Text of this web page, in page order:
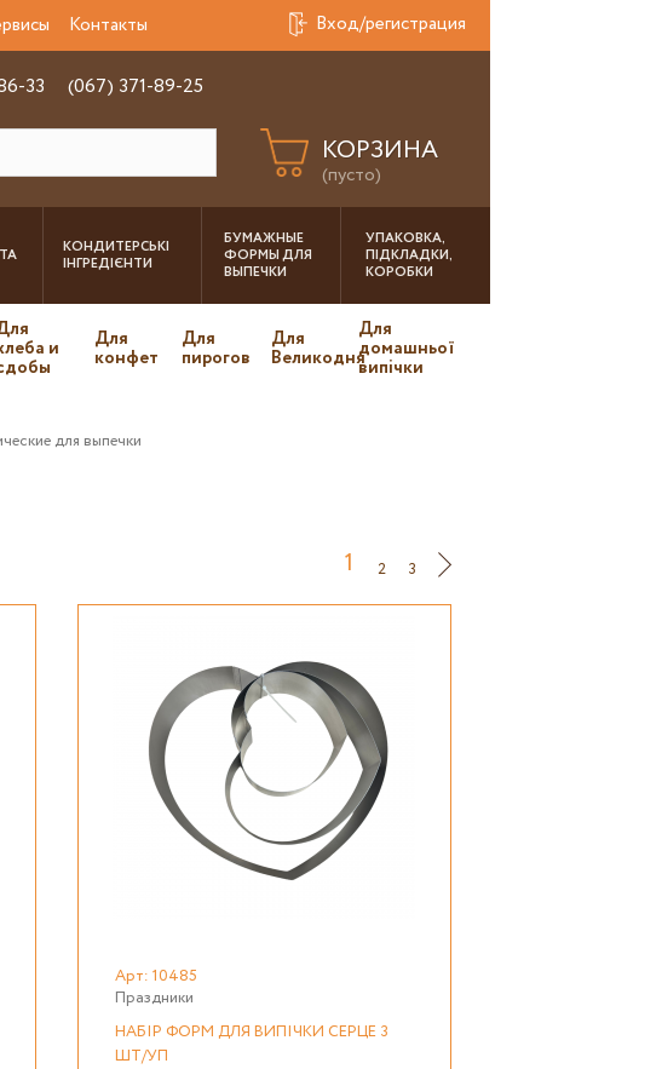
Контакты Вход/регистрация
33 (067) 371-89-25
КОРЗИНА
(пусто)
КОНДИТЕРСЬКІ
ІНГРЕДІЄНТИ
БУМАЖНЫЕ
ФОРМЫ ДЛЯ
ВЫПЕЧКИ
УПАКОВКА,
ПІДКЛАДКИ,
КОРОБКИ
и Для
конфет
Для
пирогов
Для
Великодня
Для
домашньої
випічки
для выпечки
1 2 3
Арт: 10485
Праздники
НАБІР ФОРМ ДЛЯ ВИПІЧКИ СЕРЦЕ 3
ШТ/УП